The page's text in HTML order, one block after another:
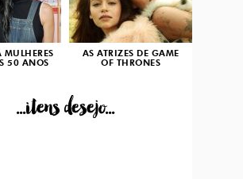
MULHERES
50 ANOS
AS ATRIZES DE GAME
OF THRONES
...itens desejo...